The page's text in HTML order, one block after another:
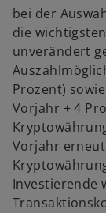
bei der
die
unverändert
Prozent)
Vorjahr + 4
Vorjahr
Investierende